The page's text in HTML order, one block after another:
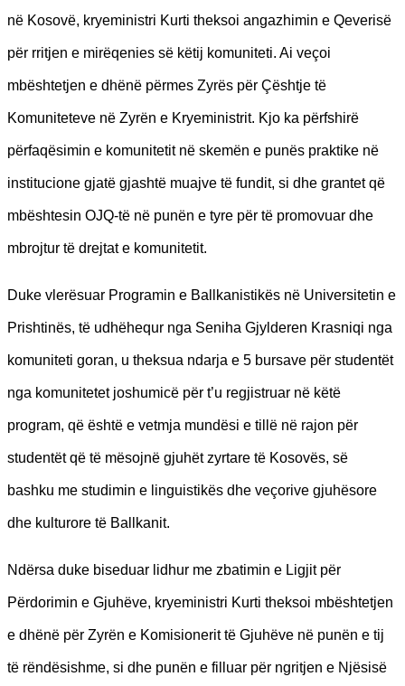
në Kosovë, kryeministri Kurti theksoi angazhimin e Qeverisë
për rritjen e mirëqenies së këtij komuniteti. Ai veçoi
mbështetjen e dhënë përmes Zyrës për Çështje të
Komuniteteve në Zyrën e Kryeministrit. Kjo ka përfshirë
përfaqësimin e komunitetit në skemën e punës praktike në
institucione gjatë gjashtë muajve të fundit, si dhe grantet që
mbështesin OJQ-të në punën e tyre për të promovuar dhe
mbrojtur të drejtat e komunitetit.
Duke vlerësuar Programin e Ballkanistikës në Universitetin e
Prishtinës, të udhëhequr nga Seniha Gjylderen Krasniqi nga
komuniteti goran, u theksua ndarja e 5 bursave për studentët
nga komunitetet joshumicë për t’u regjistruar në këtë
program, që është e vetmja mundësi e tillë në rajon për
studentët që të mësojnë gjuhët zyrtare të Kosovës, së
bashku me studimin e linguistikës dhe veçorive gjuhësore
dhe kulturore të Ballkanit.
Ndërsa duke biseduar lidhur me zbatimin e Ligjit për
Përdorimin e Gjuhëve, kryeministri Kurti theksoi mbështetjen
e dhënë për Zyrën e Komisionerit të Gjuhëve në punën e tij
të rëndësishme, si dhe punën e filluar për ngritjen e Njësisë